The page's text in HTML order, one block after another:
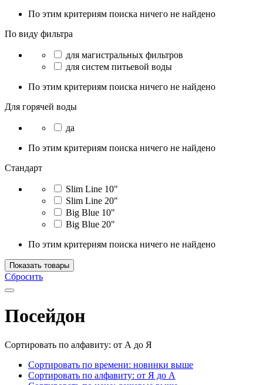
По этим критериям поиска ничего не найдено
По виду фильтра
для магистральных фильтров
для систем питьевой воды
По этим критериям поиска ничего не найдено
Для горячей воды
да
По этим критериям поиска ничего не найдено
Стандарт
Slim Line 10"
Slim Line 20"
Big Blue 10"
Big Blue 20"
По этим критериям поиска ничего не найдено
Показать товары
Сбросить
Посейдон
Сортировать по алфавиту: от А до Я
Сортировать по времени: новинки выше
Сортировать по алфавиту: от Я до А